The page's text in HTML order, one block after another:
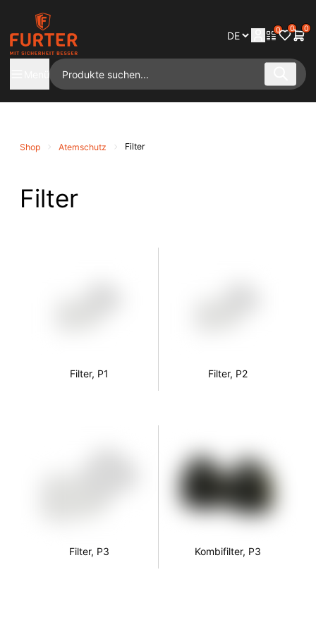
0 0 0
Shop Atemschutz Filter
Filter
Filter, P1 Filter, P2
Filter, P3 Kombifilter, P3